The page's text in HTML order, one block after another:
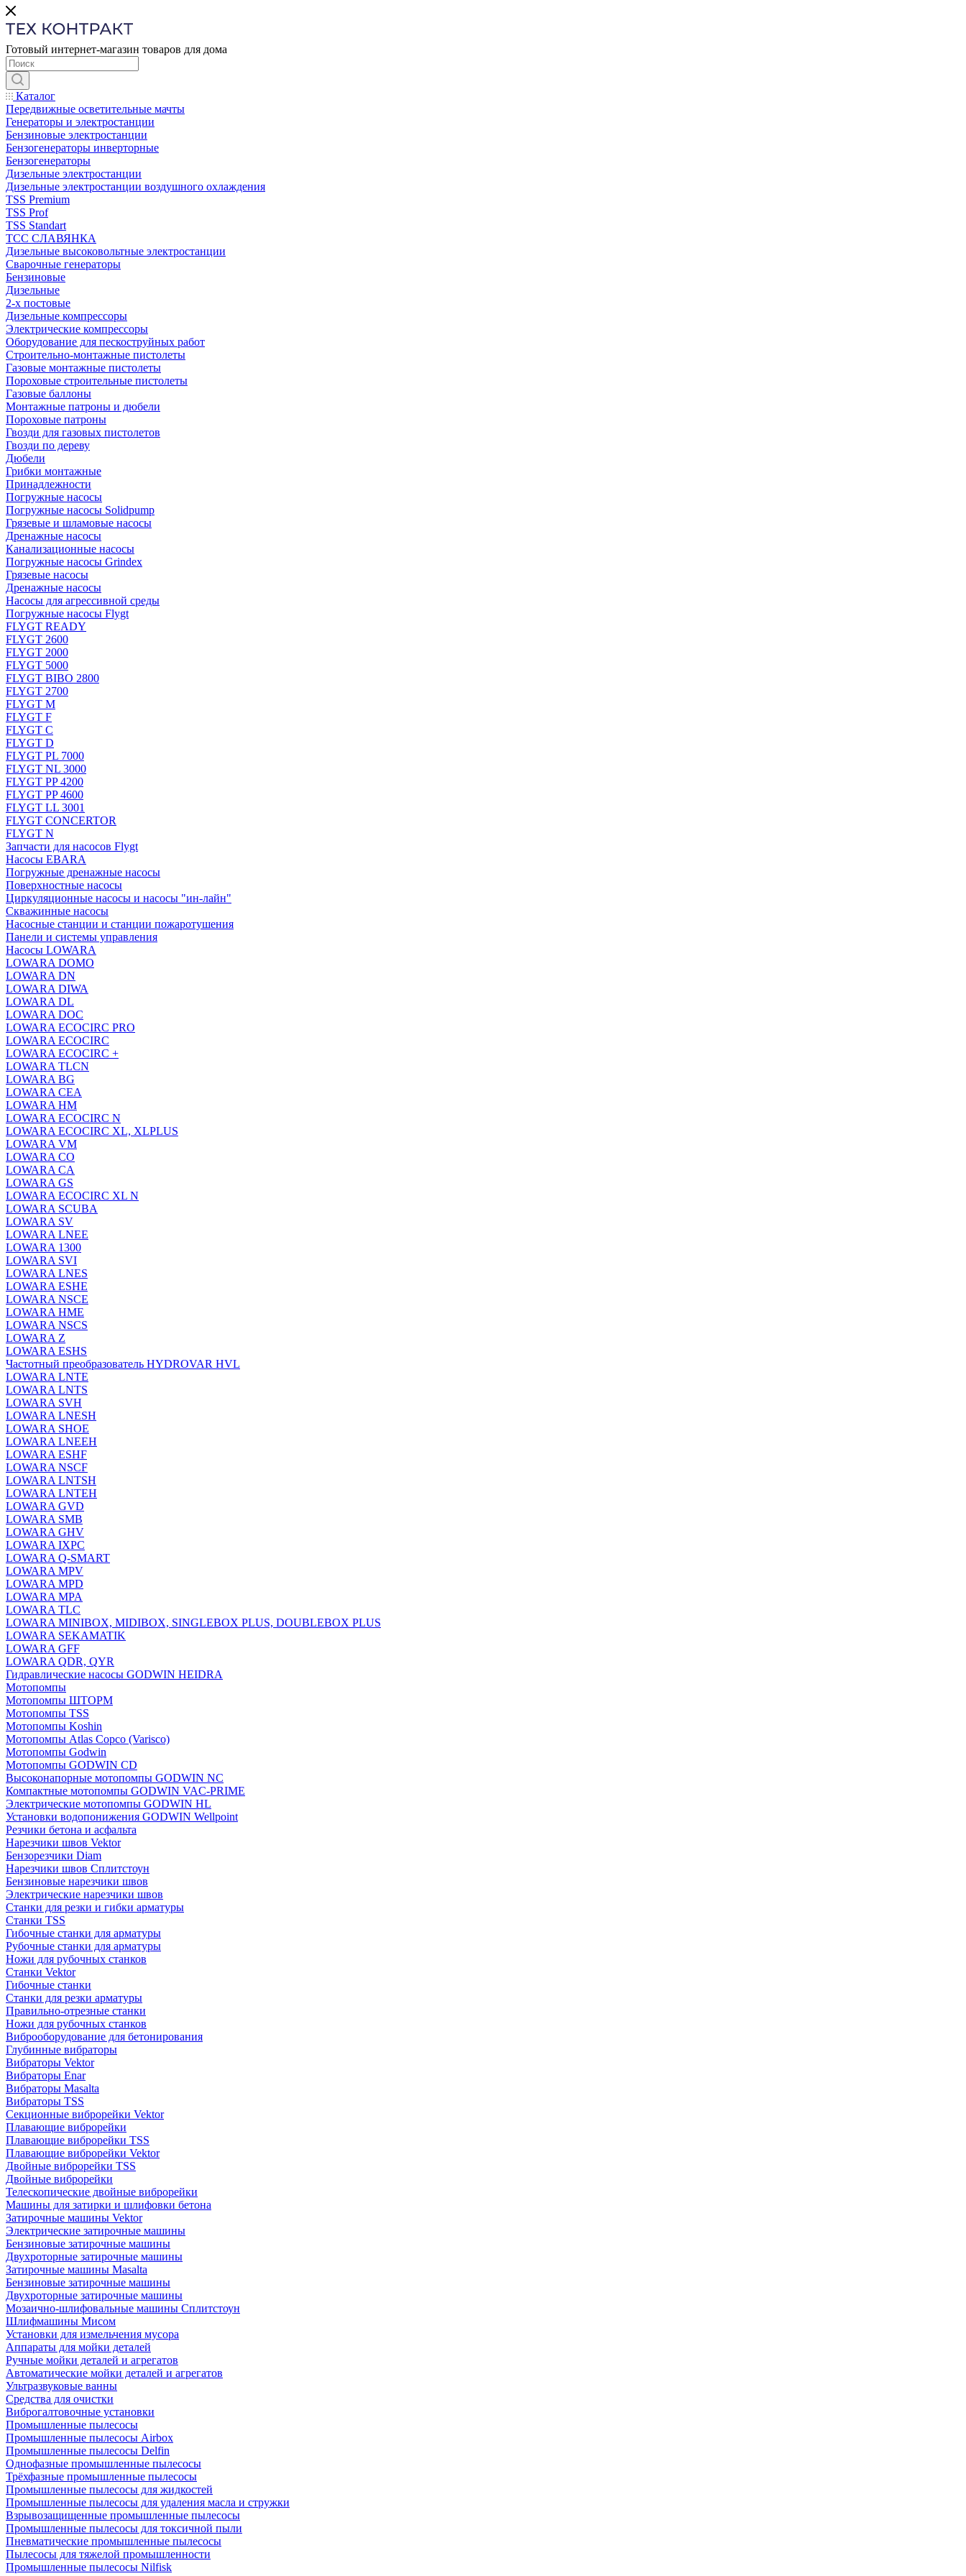
Готовый интернет-магазин товаров для дома
Каталог
Передвижные осветительные мачты
Генераторы и электростанции
Бензиновые электростанции
Бензогенераторы инверторные
Бензогенераторы
Дизельные электростанции
Дизельные электростанции воздушного охлаждения
TSS Premium
TSS Prof
TSS Standart
ТСС СЛАВЯНКА
Дизельные высоковольтные электростанции
Сварочные генераторы
Бензиновые
Дизельные
2-х постовые
Дизельные компрессоры
Электрические компрессоры
Оборудование для пескоструйных работ
Строительно-монтажные пистолеты
Газовые монтажные пистолеты
Пороховые строительные пистолеты
Газовые баллоны
Монтажные патроны и дюбели
Пороховые патроны
Гвозди для газовых пистолетов
Гвозди по дереву
Дюбели
Грибки монтажные
Принадлежности
Погружные насосы
Погружные насосы Solidpump
Грязевые и шламовые насосы
Дренажные насосы
Канализационные насосы
Погружные насосы Grindex
Грязевые насосы
Дренажные насосы
Насосы для агрессивной среды
Погружные насосы Flygt
FLYGT READY
FLYGT 2600
FLYGT 2000
FLYGT 5000
FLYGT BIBO 2800
FLYGT 2700
FLYGT M
FLYGT F
FLYGT C
FLYGT D
FLYGT PL 7000
FLYGT NL 3000
FLYGT PP 4200
FLYGT PP 4600
FLYGT LL 3001
FLYGT CONCERTOR
FLYGT N
Запчасти для насосов Flygt
Насосы EBARA
Погружные дренажные насосы
Поверхностные насосы
Циркуляционные насосы и насосы "ин-лайн"
Скважинные насосы
Насосные станции и станции пожаротушения
Панели и системы управления
Насосы LOWARA
LOWARA DOMO
LOWARA DN
LOWARA DIWA
LOWARA DL
LOWARA DOC
LOWARA ECOCIRC PRO
LOWARA ECOCIRC
LOWARA ECOCIRC +
LOWARA TLCN
LOWARA BG
LOWARA CEA
LOWARA HM
LOWARA ECOCIRC N
LOWARA ECOCIRC XL, XLPLUS
LOWARA VM
LOWARA CO
LOWARA CA
LOWARA GS
LOWARA ECOCIRC XL N
LOWARA SCUBA
LOWARA SV
LOWARA LNEE
LOWARA 1300
LOWARA SVI
LOWARA LNES
LOWARA ESHE
LOWARA NSCE
LOWARA HME
LOWARA NSCS
LOWARA Z
LOWARA ESHS
Частотный преобразователь HYDROVAR HVL
LOWARA LNTE
LOWARA LNTS
LOWARA SVH
LOWARA LNESH
LOWARA SHOE
LOWARA LNEEH
LOWARA ESHF
LOWARA NSCF
LOWARA LNTSH
LOWARA LNTEH
LOWARA GVD
LOWARA SMB
LOWARA GHV
LOWARA IXPС
LOWARA Q-SMART
LOWARA MPV
LOWARA MPD
LOWARA MPA
LOWARA TLC
LOWARA MINIBOX, MIDIBOX, SINGLEBOX PLUS, DOUBLEBOX PLUS
LOWARA SEKAMATIK
LOWARA GFF
LOWARA QDR, QYR
Гидравлические насосы GODWIN HEIDRA
Мотопомпы
Мотопомпы ШТОРМ
Мотопомпы TSS
Мотопомпы Koshin
Мотопомпы Atlas Copco (Varisco)
Мотопомпы Godwin
Мотопомпы GODWIN CD
Высоконапорные мотопомпы GODWIN NC
Компактные мотопомпы GODWIN VAC-PRIME
Электрические мотопомпы GODWIN HL
Установки водопонижения GODWIN Wellpoint
Резчики бетона и асфальта
Нарезчики швов Vektor
Бензорезчики Diam
Нарезчики швов Сплитстоун
Бензиновые нарезчики швов
Электрические нарезчики швов
Станки для резки и гибки арматуры
Станки TSS
Гибочные станки для арматуры
Рубочные станки для арматуры
Ножи для рубочных станков
Станки Vektor
Гибочные станки
Станки для резки арматуры
Правильно-отрезные станки
Ножи для рубочных станков
Виброоборудование для бетонирования
Глубинные вибраторы
Вибраторы Vektor
Вибраторы Enar
Вибраторы Masalta
Вибраторы TSS
Секционные виброрейки Vektor
Плавающие виброрейки
Плавающие виброрейки TSS
Плавающие виброрейки Vektor
Двойные виброрейки TSS
Двойные виброрейки
Телескопические двойные виброрейки
Машины для затирки и шлифовки бетона
Затирочные машины Vektor
Электрические затирочные машины
Бензиновые затирочные машины
Двухроторные затирочные машины
Затирочные машины Masalta
Бензиновые затирочные машины
Двухроторные затирочные машины
Мозаично-шлифовальные машины Сплитстоун
Шлифмашины Мисом
Установки для измельчения мусора
Аппараты для мойки деталей
Ручные мойки деталей и агрегатов
Автоматические мойки деталей и агрегатов
Ультразвуковые ванны
Средства для очистки
Виброгалтовочные установки
Промышленные пылесосы
Промышленные пылесосы Airbox
Промышленные пылесосы Delfin
Однофазные промышленные пылесосы
Трёхфазные промышленные пылесосы
Промышленные пылесосы для жидкостей
Промышленные пылесосы для удаления масла и стружки
Взрывозащищенные промышленные пылесосы
Промышленные пылесосы для токсичной пыли
Пневматические промышленные пылесосы
Пылесосы для тяжелой промышленности
Промышленные пылесосы Nilfisk